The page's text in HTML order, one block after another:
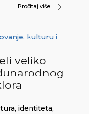
Pročitaj više
kulturu i
veliko
identiteta,